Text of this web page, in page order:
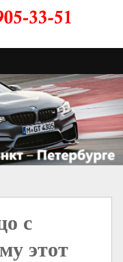
с
этот